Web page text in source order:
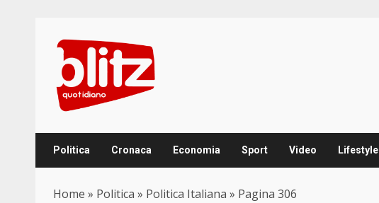
content
Politica Cronaca Economia Sport Video Lifestyle
Home » Politica » Politica Italiana » Pagina 306